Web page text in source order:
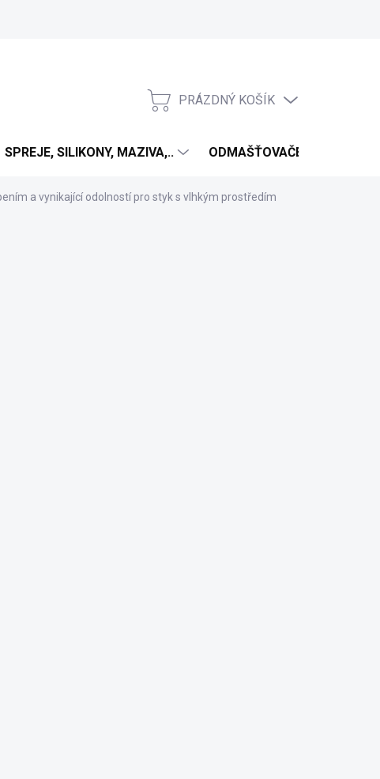
NÁKUPNÍ
PRÁZDNÝ KOŠÍK
SPREJE, SILIKONY, MAZIVA,.. ODMAŠŤOVAČE
a vynikající odolností pro styk s vlhkým prostředím